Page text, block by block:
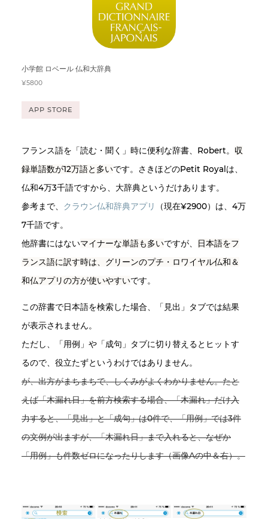
小学館 ロベール 仏和大辞典
¥5800
APP STORE
フランス語を「読む・聞く」時に便利な辞書、Robert。 収
録単語数が12万語と多いです。さきほどのPetit Royalは、
仏和4万3千語ですから、大辞典というだけあります。
参考まで、 クラウン仏和辞典アプリ
（現在¥2900）は、4万
7千語です。
他辞書にはないマイナーな単語も多いですが、
日本語をフ
ランス語に訳す時は、グリーンのプチ・ロワイヤル仏和＆
和仏アプリの方が使いやすいです。
この辞書で日本語を検索した場合、「見出」タブでは結果
が表示されません。
ただし、「用例」や「成句」タブに切り替えるとヒットす
るので、役立たずというわけではありません。
が、出方がまちまちで、しくみがよくわかりません。たと
えば「木漏れ日」を前方検索する場合、「木漏れ」だけ入
力すると、「見出」と「成句」は0件で、「用例」では3件
の文例が出ますが、「木漏れ日」まで入れると、なぜか
「用例」も件数ゼロになったりします（画像Aの中＆右）。